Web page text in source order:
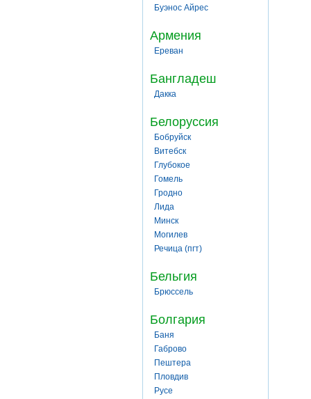
Буэнос Айрес
Армения
Ереван
Бангладеш
Дакка
Белоруссия
Бобруйск
Витебск
Глубокое
Гомель
Гродно
Лида
Минск
Могилев
Речица (пгт)
Бельгия
Брюссель
Болгария
Баня
Габрово
Пештера
Пловдив
Русе